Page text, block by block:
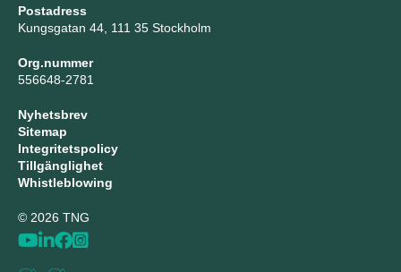
Postadress
Kungsgatan 44, 111 35 Stockholm
Org.nummer
556648-2781
Nyhetsbrev
Sitemap
Integritetspolicy
Tillgänglighet
Whistleblowing
© 2026 TNG